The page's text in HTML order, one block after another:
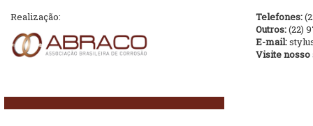
Realização: Telefones:
Outros:(22)
E-mail:
Visite